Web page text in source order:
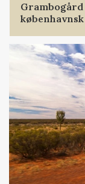
Grambogård